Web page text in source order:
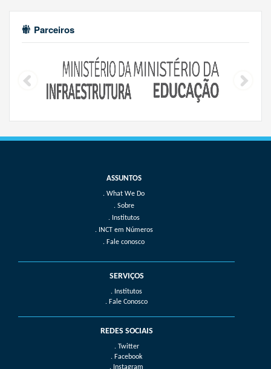
Parceiros
What We Do
Sobre
Institutos
INCT em Números
Fale conosco
SERVIÇOS
. Institutos
. Fale Conosco
REDES SOCIAIS
. Twitter
. Facebook
. Instagram